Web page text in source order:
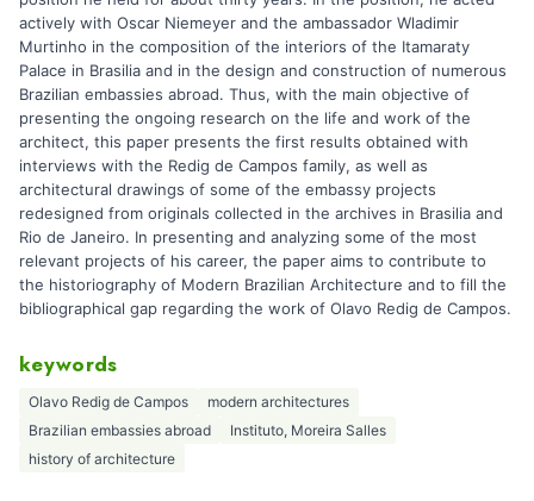
actively with Oscar Niemeyer and the ambassador Wladimir
Murtinho in the composition of the interiors of the Itamaraty
Palace in Brasilia and in the design and construction of numerous
Brazilian embassies abroad. Thus, with the main objective of
presenting the ongoing research on the life and work of the
architect, this paper presents the first results obtained with
interviews with the Redig de Campos family, as well as
architectural drawings of some of the embassy projects
redesigned from originals collected in the archives in Brasilia and
Rio de Janeiro. In presenting and analyzing some of the most
relevant projects of his career, the paper aims to contribute to
the historiography of Modern Brazilian Architecture and to fill the
bibliographical gap regarding the work of Olavo Redig de Campos.
keywords
Olavo Redig de Campos
modern architectures
Brazilian embassies abroad
Instituto, Moreira Salles
history of architecture